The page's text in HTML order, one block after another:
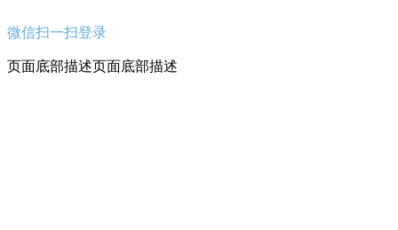
微信扫一扫登录
页面底部描述页面底部描述